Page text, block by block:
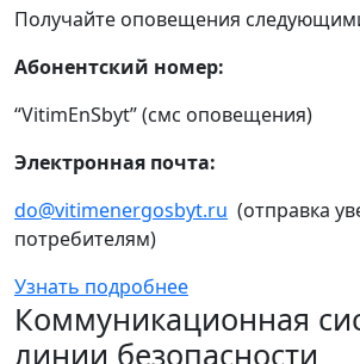
Получайте оповещения
Абонентский номер:
“VitimEnSbyt” (смс оповещения)
Электронная почта:
do@vitimenergosbyt.ru (отправка
потребителям)
Узнать подробнее
Коммуникационная
линии безопасности